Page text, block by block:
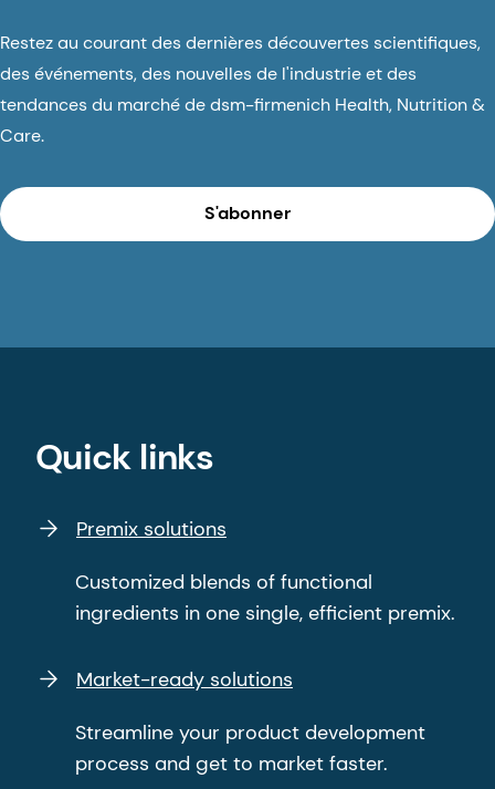
Restez au courant des dernières découvertes scientifiques,
des événements, des nouvelles de l'industrie et des
tendances du marché de dsm-firmenich Health, Nutrition &
Care.
S'abonner
Quick links
Premix solutions
Customized blends of functional
ingredients in one single, efficient premix.
Market-ready solutions
Streamline your product development
process and get to market faster.